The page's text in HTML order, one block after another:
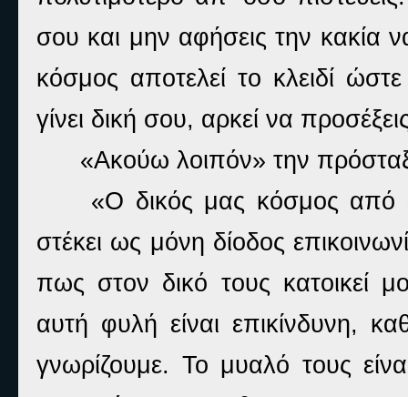
σου και μην αφήσεις την
κόσμος αποτελεί το κλειδί
γίνει δική σου, αρκεί να
«Ακούω λοιπόν» την
«Ο δικός μας κόσμος από
στέκει ως μόνη δίοδος
πως στον δικό τους
αυτή φυλή είναι επικίνδυνη,
γνωρίζουμε. Το μυαλό τους